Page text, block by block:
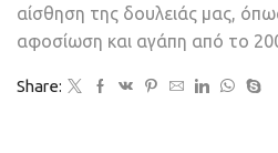
αίσθηση της δουλειάς μας,
αφοσίωση και αγάπη από το
Share: